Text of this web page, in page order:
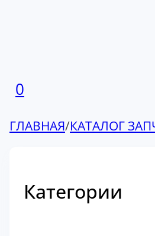
0
ГЛАВНАЯ/КАТАЛОГ
Категории